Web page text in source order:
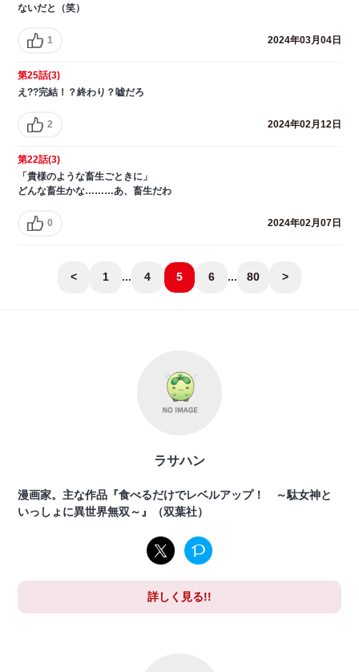
ないだと（笑）
1 2024年03月04日
第25話(3)
え??完結！？終わり？嘘だろ
2 2024年02月12日
第22話(3)
「貴様のような畜生ごときに」
どんな畜生かな………あ、畜生だわ
0 2024年02月07日
< 1 ... 4 5 6 ... 80 >
ラサハン
漫画家。主な作品『食べるだけでレベルアップ！ ～駄女神と
いっしょに異世界無双～』（双葉社）
詳しく見る!!